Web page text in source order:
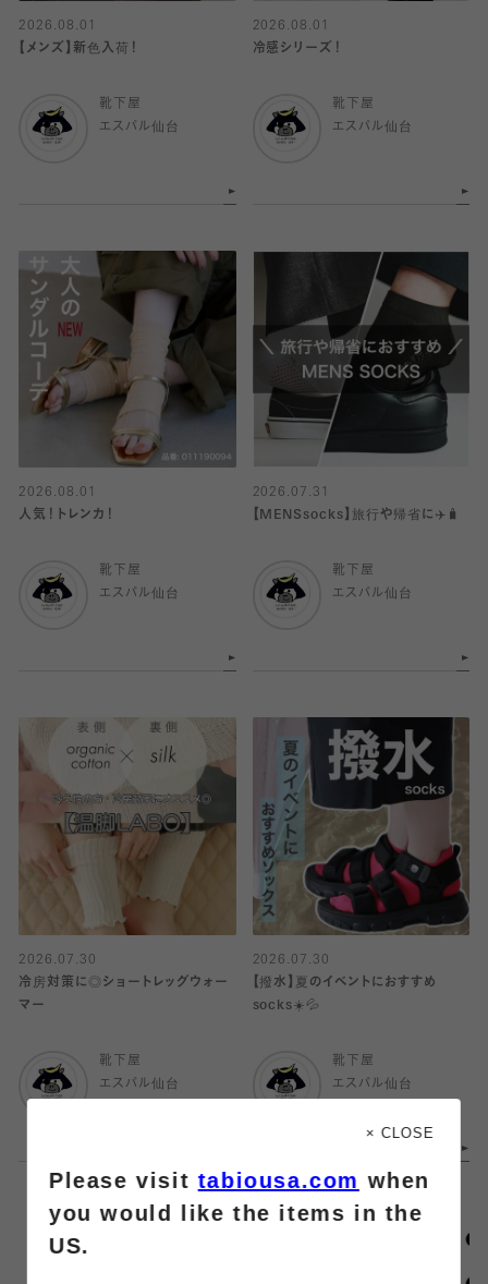
2026.08.01
【メンズ】新色入荷！
靴下屋
エスパル仙台
2026.08.01
冷感シリーズ！
靴下屋
エスパル仙台
2026.08.01
人気！トレンカ！
靴下屋
エスパル仙台
2026.07.31
【MENSsocks】旅行や帰省に✈️🧳
靴下屋
エスパル仙台
2026.07.30
冷房対策に◎ショートレッグウォー
マー
靴下屋
エスパル仙台
2026.07.30
【撥水】夏のイベントにおすすめ
socks☀️💦
靴下屋
エスパル仙台
× CLOSE
Please visittabiousa.com when
you would like the items in the
US.